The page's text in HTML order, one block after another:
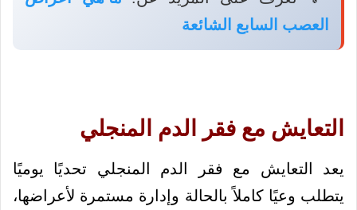
العصب السابع الشائعة
التعايش مع فقر الدم المنجلي
يعد التعايش مع فقر الدم المنجلي تحديًا يوميًا
يتطلب وعيًا كاملاً بالحالة وإدارة مستمرة لأعراضها،